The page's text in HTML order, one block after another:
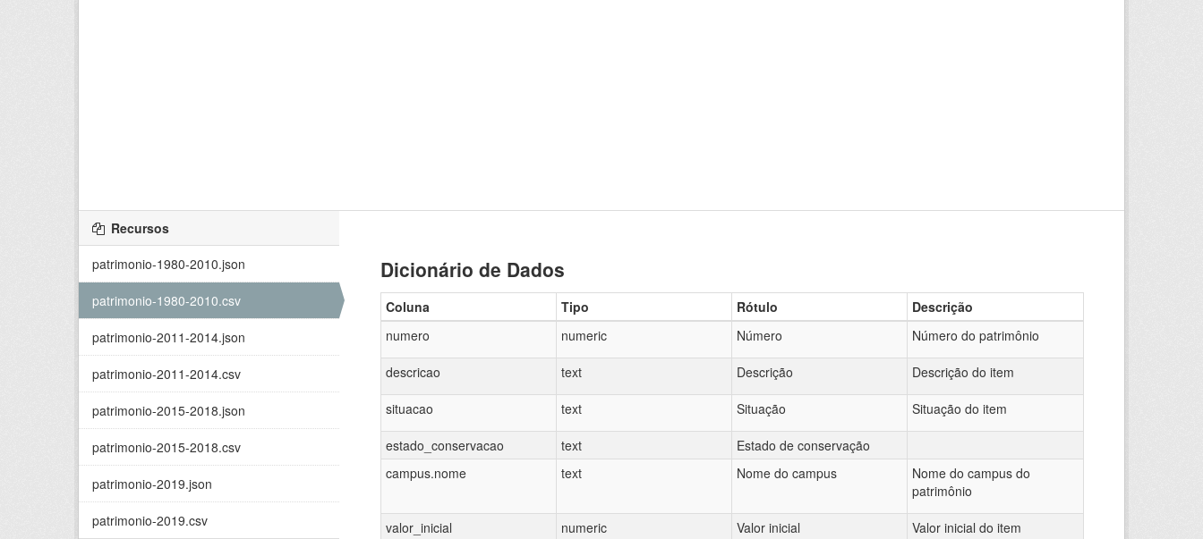
Recursos
patrimonio-1980-2010.json
patrimonio-1980-2010.csv
patrimonio-2011-2014.json
patrimonio-2011-2014.csv
patrimonio-2015-2018.json
patrimonio-2015-2018.csv
patrimonio-2019.json
patrimonio-2019.csv
Dicionário de Dados
Coluna Tipo Rótulo
Descrição
numero
numeric Número Número do patrimônio
descricao text Descrição Descrição do item
situacao text Situação Situação do item
estado_conservacao text
Estado de conservação
campus.nome
text Nome do campus
Nome do campus do
patrimônio
valor_inicial numeric Valor inicial Valor inicial do item